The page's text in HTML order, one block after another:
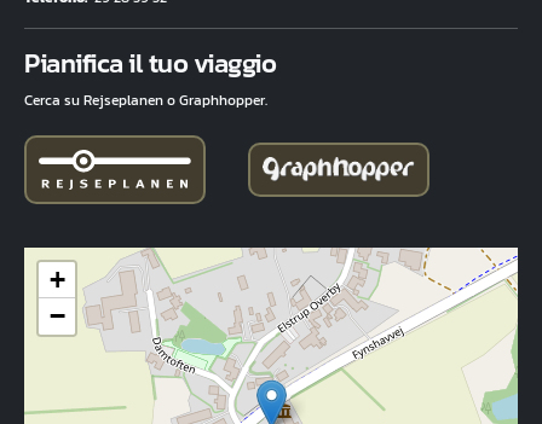
Pianifica il tuo viaggio
Cerca su Rejseplanen o Graphhopper.
+
−